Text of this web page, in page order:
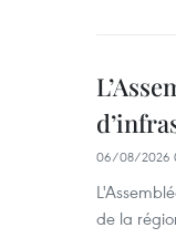
06/08/2026
de la